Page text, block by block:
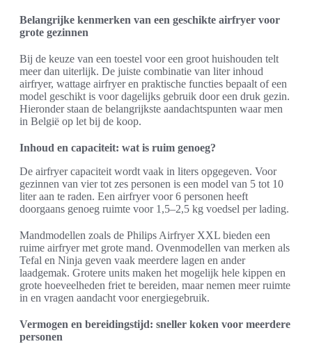
Belangrijke kenmerken van een geschikte airfryer voor
grote gezinnen
Bij de keuze van een toestel voor een groot huishouden telt
meer dan uiterlijk. De juiste combinatie van liter inhoud
airfryer, wattage airfryer en praktische functies bepaalt of een
model geschikt is voor dagelijks gebruik door een druk gezin.
Hieronder staan de belangrijkste aandachtspunten waar men
in België op let bij de koop.
Inhoud en capaciteit: wat is ruim genoeg?
De airfryer capaciteit wordt vaak in liters opgegeven. Voor
gezinnen van vier tot zes personen is een model van 5 tot 10
liter aan te raden. Een airfryer voor 6 personen heeft
doorgaans genoeg ruimte voor 1,5–2,5 kg voedsel per lading.
Mandmodellen zoals de Philips Airfryer XXL bieden een
ruime airfryer met grote mand. Ovenmodellen van merken als
Tefal en Ninja geven vaak meerdere lagen en ander
laadgemak. Grotere units maken het mogelijk hele kippen en
grote hoeveelheden friet te bereiden, maar nemen meer ruimte
in en vragen aandacht voor energiegebruik.
Vermogen en bereidingstijd: sneller koken voor meerdere
personen